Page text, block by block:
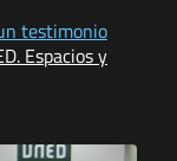
testimonio
Espacios y